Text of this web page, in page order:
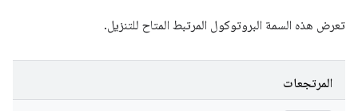
تعرض هذه السمة البروتوكول المرتبط المتاح للتنزيل.
المرتجعات